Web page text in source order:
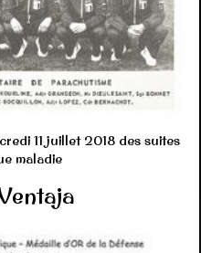
11 juillet 2018 des suites
maladie